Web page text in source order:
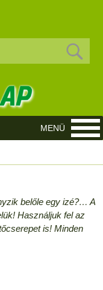
belőle egy izé?… A
Használjuk fel az
is! Minden